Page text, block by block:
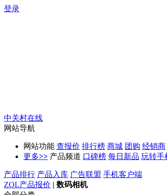
登录
中关村在线
网站导航
网站功能 查报价 排行榜 商城 团购 经销商
更多>> 产品频道 口碑榜 每日新品 玩转手
产品排行 产品入库 广告联盟 手机客户端
ZOL产品报价 | 数码相机